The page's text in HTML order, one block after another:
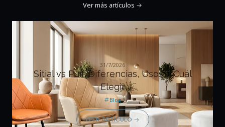
Ver más artículos
31/7/2026
Sitial vs Puff: Diferencias, Usos y Cuál
Elegir
Blog
LEER ARTÍCULO